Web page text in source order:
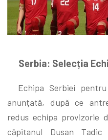
Serbia: Selecția
Echipa Serbiei
anunțată, după ce
redus echipa provizorie
căpitanul Dusan